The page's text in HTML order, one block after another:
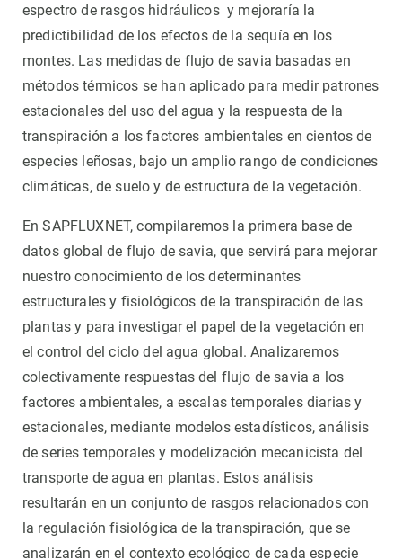
espectro de rasgos hidráulicos y mejoraría la
predictibilidad de los efectos de la sequía en los
montes. Las medidas de flujo de savia basadas en
métodos térmicos se han aplicado para medir patrones
estacionales del uso del agua y la respuesta de la
transpiración a los factores ambientales en cientos de
especies leñosas, bajo un amplio rango de condiciones
climáticas, de suelo y de estructura de la vegetación.
En SAPFLUXNET, compilaremos la primera base de
datos global de flujo de savia, que servirá para mejorar
nuestro conocimiento de los determinantes
estructurales y fisiológicos de la transpiración de las
plantas y para investigar el papel de la vegetación en
el control del ciclo del agua global. Analizaremos
colectivamente respuestas del flujo de savia a los
factores ambientales, a escalas temporales diarias y
estacionales, mediante modelos estadísticos, análisis
de series temporales y modelización mecanicista del
transporte de agua en plantas. Estos análisis
resultarán en un conjunto de rasgos relacionados con
la regulación fisiológica de la transpiración, que se
analizarán en el contexto ecológico de cada especie